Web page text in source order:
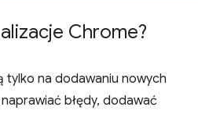
Chrome?
tylko na dodawaniu nowych
błędy, dodawać